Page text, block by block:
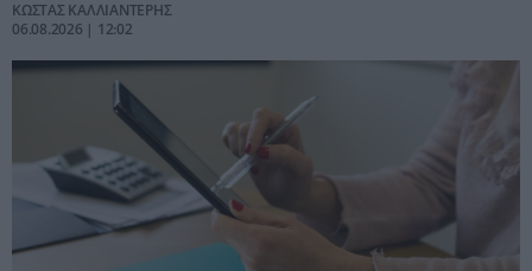
ΚΩΣΤΑΣ ΚΑΛΛΙΑΝΤΕΡΗΣ
06.08.2026 | 12:02